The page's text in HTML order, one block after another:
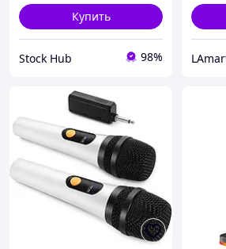
Купить
Stock Hub 98%